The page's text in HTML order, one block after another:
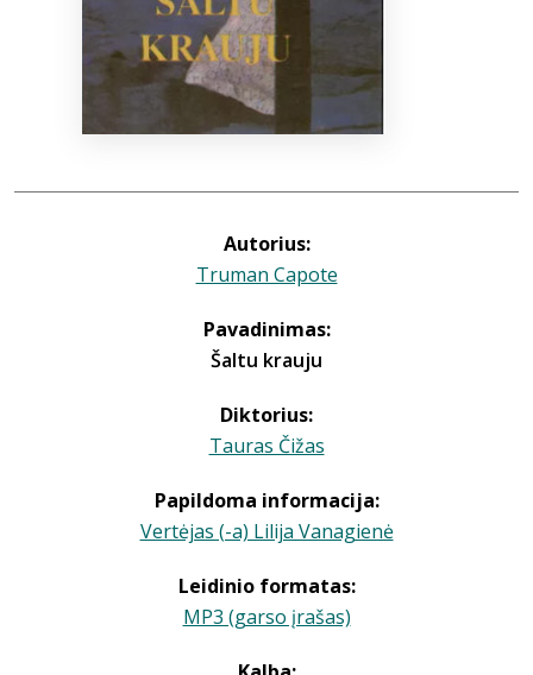
Autorius:
Truman Capote
Pavadinimas:
Šaltu krauju
Diktorius:
Tauras Čižas
Papildoma informacija:
Vertėjas (-a) Lilija Vanagienė
Leidinio formatas:
MP3 (garso įrašas)